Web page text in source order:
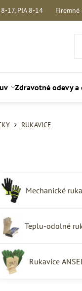
8-17, PIA 8-14 Firemné
Zdravotné odevy a
RUKAVICE
Mechanické
Teplu-odolné
Rukavice